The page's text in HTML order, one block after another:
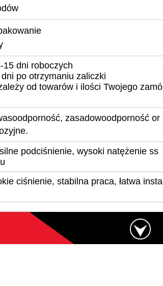
15 dni roboczych
po otrzymaniu zaliczki
od towarów i ilości Twojego zamó
zasadowoodporność or
podciśnienie, wysoki natężenie ss
ciśnienie, stabilna praca, łatwa insta